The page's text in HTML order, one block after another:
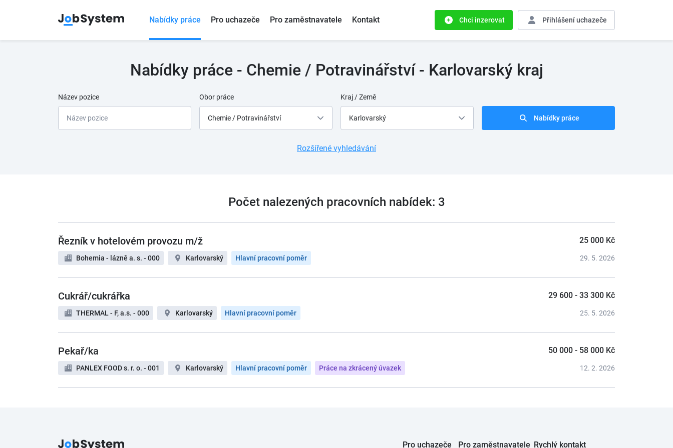
Nabídky práce Pro uchazeče Pro zaměstnavatele Kontakt Chci inzerovat Přihlášeníuchazeče
Nabídky práce - Chemie / Potravinářství - Karlovarský kraj
Název pozice Obor práce
Chemie / Potravinářství
Kraj / Země
Karlovarský Nabídky práce
Rozšířené vyhledávání
Počet nalezených pracovních nabídek: 3
Řezník v hotelovém provozu m/ž
Bohemia - lázně a. s. - 000 Karlovarský Hlavní pracovní poměr
25 000 Kč
29. 5. 2026
Cukrář/cukrářka
THERMAL - F, a.s. - 000 Karlovarský Hlavní pracovní poměr
29 600 - 33 300 Kč
25. 5. 2026
Pekař/ka
PANLEX FOOD s. r. o. - 001 Karlovarský Hlavní pracovní poměr Práce na zkrácený úvazek
50 000 - 58 000 Kč
12. 2. 2026
Pro uchazeče Pro zaměstnavatele Rychlý kontakt